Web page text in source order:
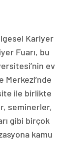
Kariyer
Fuarı, bu
ev
Merkezi’nde
ile birlikte
seminerler,
gibi birçok
kamu